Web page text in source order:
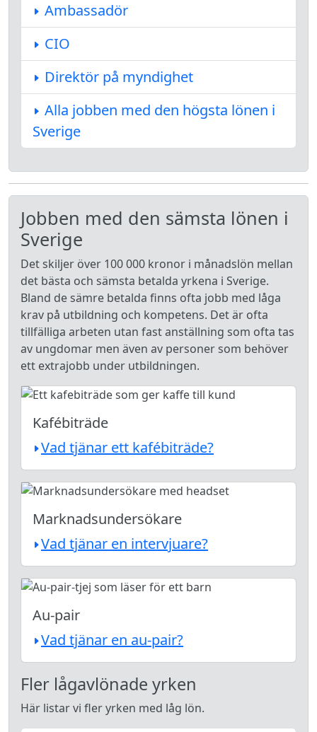
Ambassadör
CIO
Direktör på myndighet
Alla jobben med den högsta lönen i
Sverige
Jobben med den sämsta lönen i
Sverige
Det skiljer över 100 000 kronor i månadslön mellan
det bästa och sämsta betalda yrkena i Sverige.
Bland de sämre betalda finns ofta jobb med låga
krav på utbildning och kompetens. Det är ofta
tillfälliga arbeten utan fast anställning som ofta tas
av ungdomar men även av personer som behöver
ett extrajobb under utbildningen.
Kafébiträde
Vad tjänar ett kafébiträde?
Marknadsundersökare
Vad tjänar en intervjuare?
Au-pair
Vad tjänar en au-pair?
Fler lågavlönade yrken
Här listar vi fler yrken med låg lön.